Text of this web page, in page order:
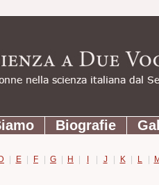
Biografie
| E | F | G | H | I | J | K | L |